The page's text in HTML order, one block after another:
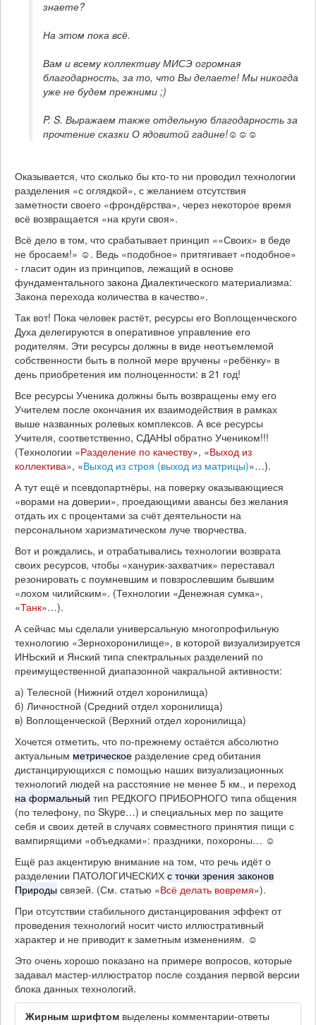
Вам и всему коллективу МИСЭ огромная
благодарность, за то, что Вы делаете! Мы никогда
P. S. Выражаем также отдельную благодарность за
Оказывается, что сколько бы кто-то ни проводил технологии
разделения «с оглядкой», с желанием отсутствия
заметности своего «фрондёрства», через некоторое время
всё возвращается «на круги своя».
Всё дело в том, что срабатывает принцип ««Своих» в беде
не бросаем!» ☺. Ведь «подобное» притягивает «подобное»
- гласит один из принципов, лежащий в основе
фундаментального закона Диалектического материализма:
Закона перехода количества в качество».
Так вот! Пока человек растёт, ресурсы его Воплощенческого
Духа делегируются в оперативное управление его
родителям. Эти ресурсы должны в виде неотъемлемой
собственности быть в полной мере вручены «ребёнку» в
день приобретения им полноценности: в 21 год!
Все ресурсы Ученика должны быть возвращены ему его
Учителем после окончания их взаимодействия в рамках
выше названных ролевых комплексов. А все ресурсы
Учителя, соответственно, СДАНЫ обратно Учеником!!!
(Технологии «Разделение по качеству», «Выход из
коллектива», «Выход из строя (выход из матрицы)»…).
А тут ещё и псевдопартнёры, на поверку оказывающиеся
«ворами на доверии», проедающими авансы без желания
отдать их с процентами за счёт деятельности на
персональном харизматическом луче творчества.
Вот и рождались, и отрабатывались технологии возврата
своих ресурсов, чтобы «ханурик-захватчик» переставал
резонировать с поумневшим и повзрослевшим бывшим
«лохом чилийским». (Технологии «Денежная сумка»,
«Танк»…).
А сейчас мы сделали универсальную многопрофильную
технологию «Зернохоронилище», в которой визуализируется
ИНЬский и Янский типа спектральных разделений по
преимущественной диапазонной чакральной активности:
а) Телесной (Нижний отдел хоронилища)
б) Личностной (Средний отдел хоронилища)
в) Воплощенческой (Верхний отдел хоронилища)
Хочется отметить, что по-прежнему остаётся абсолютно
актуальным метрическое разделение сред обитания
дистанцирующихся с помощью наших визуализационных
технологий людей на расстояние не менее 5 км., и переход
на формальный тип РЕДКОГО ПРИБОРНОГО типа общения
(по телефону, по Skype…) и специальных мер по защите
себя и своих детей в случаях совместного принятия пищи с
вампирящими «объедками»: праздники, похороны… ☺
Ещё раз акцентирую внимание на том, что речь идёт о
разделении ПАТОЛОГИЧЕСКИХ с точки зрения законов
Природы связей. (См. статью «Всё делать вовремя»).
При отсутствии стабильного дистанцирования эффект от
проведения технологий носит чисто иллюстративный
характер и не приводит к заметным изменениям. ☺
Это очень хорошо показано на примере вопросов, которые
задавал мастер-иллюстратор после создания первой версии
блока данных технологий.
Жирным шрифтом выделены комментарии-ответы